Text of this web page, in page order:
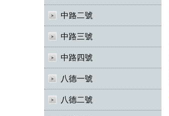
中路二號
中路三號
中路四號
八德一號
八德二號